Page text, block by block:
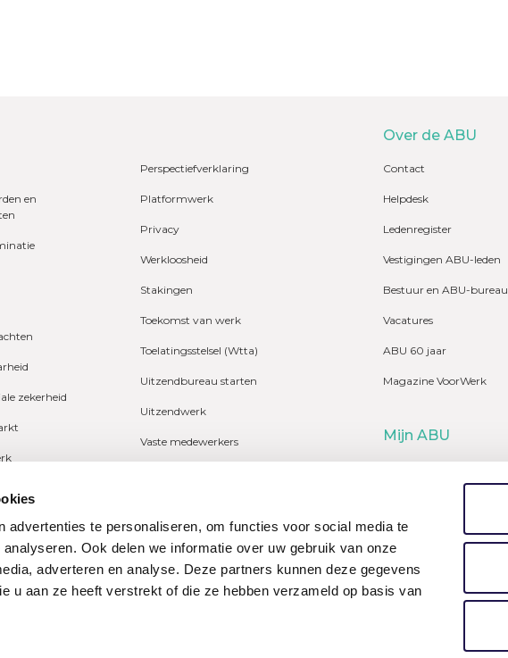
advertenties te personaliseren, om functies voor social media te
Ook delen we informatie over uw gebruik van onze
adverteren en analyse. Deze partners kunnen deze gegevens
u aan ze heeft verstrekt of die ze hebben verzameld op basis van
en
zekerheid
Perspectiefverklaring
Platformwerk
Privacy
Werkloosheid
Stakingen
Toekomst van werk
Toelatingsstelsel (Wtta)
Uitzendbureau starten
Uitzendwerk
Vaste medewerkers
Zzp
Over de ABU
Contact
Helpdesk
Ledenregister
Vestigingen ABU-leden
Bestuur en ABU-bureau
Vacatures
ABU 60 jaar
Magazine VoorWerk
Mijn ABU